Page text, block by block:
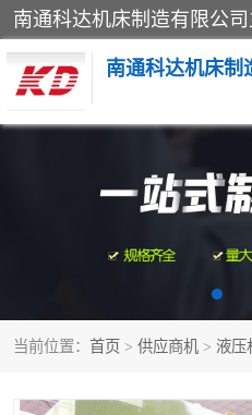
南通科达机床制
当前位置： 首页 > 供应商机 > 液压
四柱液压机
卷板机